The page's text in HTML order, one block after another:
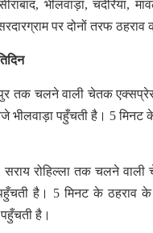
भीलवाड़ा, चंदेरिया,
पर दोनों तरफ ठहराव
तक चलने वाली चेतक
पहुँचती है। 5 मिनट के
रोहिल्ला तक चलने
है। 5 मिनट के
है।